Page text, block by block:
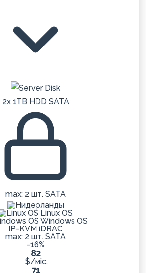
2x 1TB HDD SATA
max: 2 шт. SATA
Linux OS
Windows OS
IP-KVM iDRAC
max: 2 шт. SATA
-16%
82
$/міс.
71